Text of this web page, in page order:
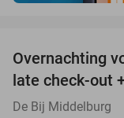
Overnachting
late check-out
De Bij Middelburg